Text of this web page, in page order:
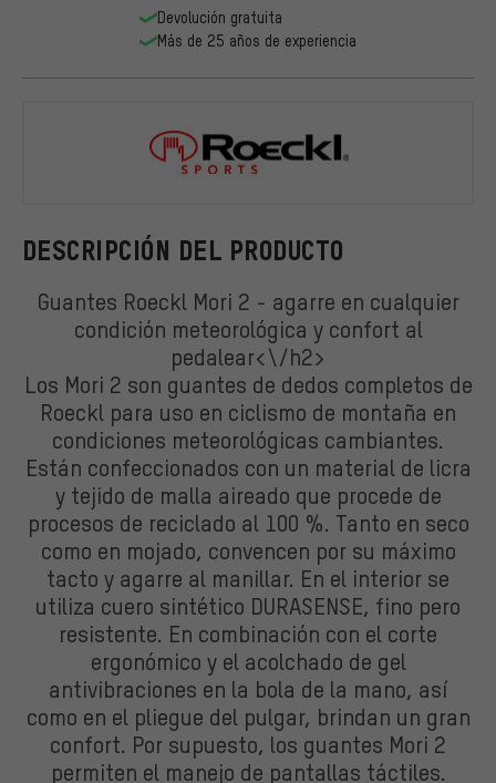
DESCRIPCIÓN DEL PRODUCTO
Guantes Roeckl Mori 2 - agarre en cualquier
condición meteorológica y confort al
pedalear<\/h2>
Los Mori 2 son guantes de dedos completos de
Roeckl para uso en ciclismo de montaña en
condiciones meteorológicas cambiantes.
Están confeccionados con un material de licra
y tejido de malla aireado que procede de
procesos de reciclado al 100 %. Tanto en seco
como en mojado, convencen por su máximo
tacto y agarre al manillar. En el interior se
utiliza cuero sintético DURASENSE, fino pero
resistente. En combinación con el corte
ergonómico y el acolchado de gel
antivibraciones en la bola de la mano, así
como en el pliegue del pulgar, brindan un gran
confort. Por supuesto, los guantes Mori 2
permiten el manejo de pantallas táctiles.
Devolución gratuita
Más de 25 años de experiencia
Roeckl